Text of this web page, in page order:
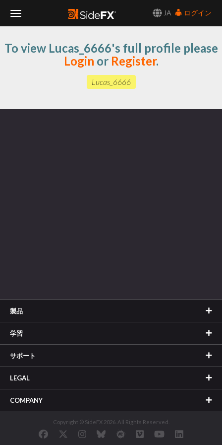
JA
ログイン
Navigation
To view Lucas_6666's full profile please
Login or Register.
Lucas_6666
製品
学習
サポート
LEGAL
COMPANY
Copyright © SideFX 2026. All Rights Reserved.